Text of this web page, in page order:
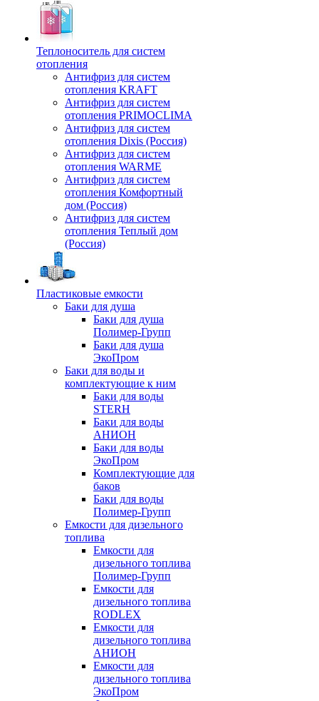
Теплоноситель для систем
отопления
Антифриз для систем
отопления KRAFT
Антифриз для систем
отопления PRIMOCLIMA
Антифриз для систем
отопления Dixis (Россия)
Антифриз для систем
отопления WARME
Антифриз для систем
отопления Комфортный
дом (Россия)
Антифриз для систем
отопления Теплый дом
(Россия)
Пластиковые емкости
Баки для душа
Баки для душа
Полимер-Групп
Баки для душа
ЭкоПром
Баки для воды и
комплектующие к ним
Баки для воды
STERH
Баки для воды
АНИОН
Баки для воды
ЭкоПром
Комплектующие для
баков
Баки для воды
Полимер-Групп
Емкости для дизельного
топлива
Емкости для
дизельного топлива
Полимер-Групп
Емкости для
дизельного топлива
RODLEX
Емкости для
дизельного топлива
АНИОН
Емкости для
дизельного топлива
ЭкоПром